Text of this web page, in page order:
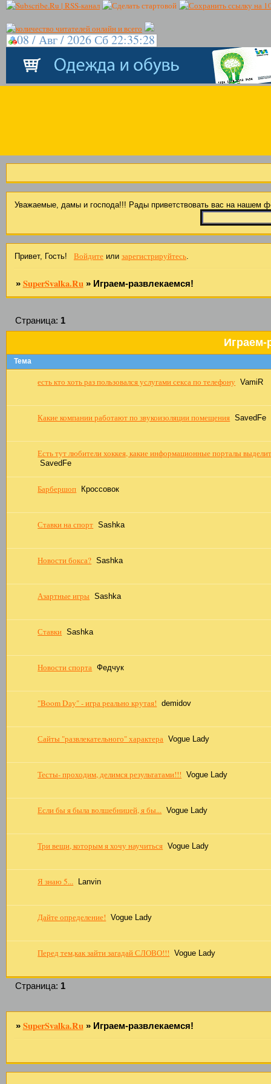
08 / Авг / 2026 Сб 22:35:28
Уважаемые, дамы и господа!!! Рады приветствовать вас на
Привет, Гость! Войдитеили зарегистрируйтесь.
» SuperSvalka.Ru » Играем-развлекаемся!
Играем-
Страница: 1
Тема
есть кто хоть раз пользовался услугами секса по телефону VamiR
Какие компании работают по звукоизоляции помещения SavedFe
Есть тут любители хоккея, какие информационные порталы
SavedFe
Барбершоп Кроссовок
Ставки на спорт Sashka
Новости бокса? Sashka
Азартные игры Sashka
Ставки Sashka
Новости спорта Федчук
"Boom Day" - игра реально крутая! demidov
Сайты "развлекательного" характера Vogue Lady
Тесты- проходим, делимся результатами!!! Vogue Lady
Если бы я была волшебницей, я бы... Vogue Lady
Три вещи, которым я хочу научиться Vogue Lady
Я знаю 5... Lanvin
Дайте определение! Vogue Lady
Перед тем,как зайти загадай СЛОВО!!! Vogue Lady
Страница: 1
» SuperSvalka.Ru » Играем-развлекаемся!